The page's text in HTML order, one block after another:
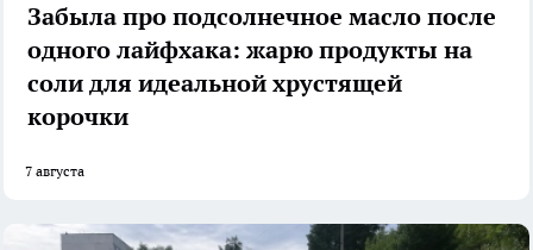
Забыла про подсолнечное масло после
одного лайфхака: жарю продукты на
соли для идеальной хрустящей
корочки
7 августа